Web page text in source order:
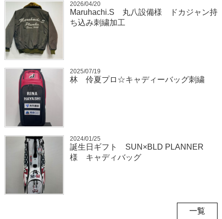
2026/04/20
Maruhachi.S 丸八設備様 ドカジャン持
ち込み刺繍加工
2025/07/19
林 伶夏プロ☆キャディーバッグ刺繍
2024/01/25
誕生日ギフト SUN×BLD PLANNER
様 キャディバッグ
一覧